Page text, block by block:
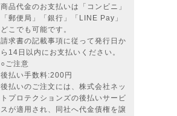
商品代金のお支払いは「コンビニ」
「郵便局」「銀行」「LINE Pay」
どこでも可能です。
請求書の記載事項に従って発行日か
ら14日以内にお支払いください。
○ご注意
後払い手数料:200円
後払いのご注文には、株式会社ネッ
トプロテクションズの後払いサービ
スが適用され、同社へ代金債権を譲